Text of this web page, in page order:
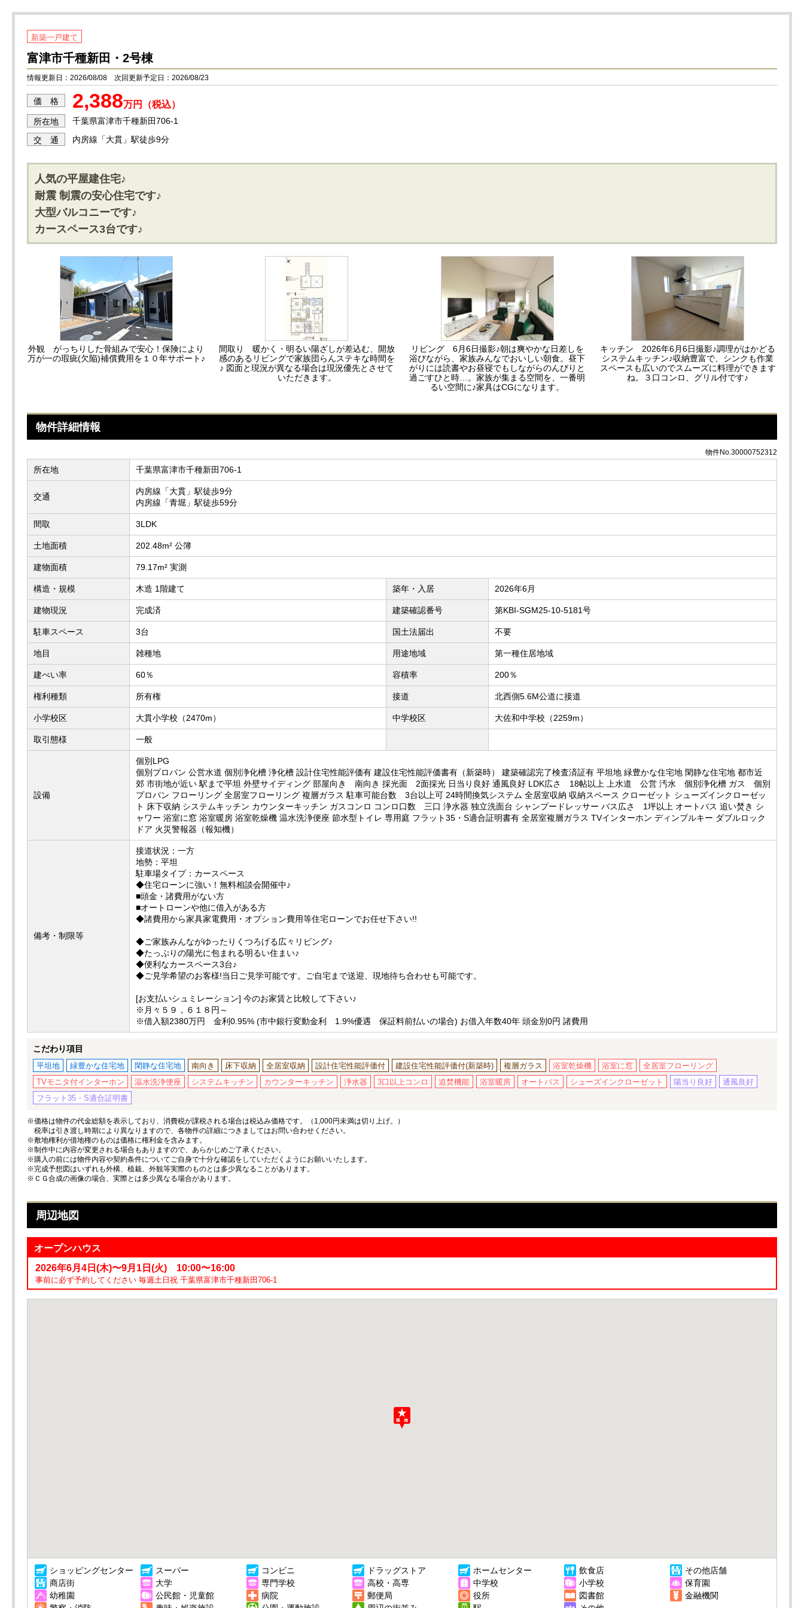
新築一戸建て
富津市千種新田・2号棟
情報更新日：2026/08/08 次回更新予定日：2026/08/23
価 格 2,388万円（税込）
所在地 千葉県富津市千種新田706-1
交 通 内房線「大貫」駅徒歩9分
人気の平屋建住宅♪
耐震 制震の安心住宅です♪
大型バルコニーです♪
カースペース3台です♪
外観 がっちりした骨組みで安心！保険により
万が一の瑕疵(欠陥)補償費用を１０年サポート♪
間取り 暖かく・明るい陽ざしが差込む、開放
感のあるリビングで家族団らんステキな時間を
♪ 図面と現況が異なる場合は現況優先とさせて
いただきます。
リビング 6月6日撮影♪朝は爽やかな日差しを
浴びながら、家族みんなでおいしい朝食。昼下
がりには読書やお昼寝でもしながらのんびりと
過ごすひと時…。家族が集まる空間を、一番明
るい空間に♪家具はCGになります。
キッチン 2026年6月6日撮影♪調理がはかどる
システムキッチン♪収納豊富で、シンクも作業
スペースも広いのでスムーズに料理ができます
ね。３口コンロ、グリル付です♪
物件詳細情報
物件No.30000752312
所在地 千葉県富津市千種新田706-1
交通
内房線「大貫」駅徒歩9分
内房線「青堀」駅徒歩59分
間取 3LDK
土地面積 202.48m² 公簿
建物面積 79.17m² 実測
構造・規模 木造 1階建て 築年・入居 2026年6月
建物現況 完成済 建築確認番号 第KBI-SGM25-10-5181号
駐車スペース 3台 国土法届出 不要
地目 雑種地 用途地域 第一種住居地域
建ぺい率 60％ 容積率 200％
権利種類 所有権 接道 北西側5.6M公道に接道
小学校区 大貫小学校（2470m） 中学校区 大佐和中学校（2259m）
取引態様 一般
設備
個別LPG
個別プロパン 公営水道 個別浄化槽 浄化槽 設計住宅性能評価有 建設住宅性能評価書有（新築時） 建築確認完了検査済証有 平坦地 緑豊かな住宅地 閑静な住宅地 都市近
郊 市街地が近い 駅まで平坦 外壁サイディング 部屋向き 南向き 採光面 2面採光 日当り良好 通風良好 LDK広さ 18帖以上 上水道 公営 汚水 個別浄化槽 ガス 個別
プロパン フローリング 全居室フローリング 複層ガラス 駐車可能台数 3台以上可 24時間換気システム 全居室収納 収納スペース クローゼット シューズインクローゼッ
ト 床下収納 システムキッチン カウンターキッチン ガスコンロ コンロ口数 三口 浄水器 独立洗面台 シャンプードレッサー バス広さ 1坪以上 オートバス 追い焚き シ
ャワー 浴室に窓 浴室暖房 浴室乾燥機 温水洗浄便座 節水型トイレ 専用庭 フラット35・S適合証明書有 全居室複層ガラス TVインターホン ディンプルキー ダブルロック
ドア 火災警報器（報知機）
備考・制限等
接道状況：一方
地勢：平坦
駐車場タイプ：カースペース
◆住宅ローンに強い！無料相談会開催中♪
■頭金・諸費用がない方
■オートローンや他に借入がある方
◆諸費用から家具家電費用・オプション費用等住宅ローンでお任せ下さい!!
◆ご家族みんながゆったりくつろげる広々リビング♪
◆たっぷりの陽光に包まれる明るい住まい♪
◆便利なカースペース3台♪
◆ご見学希望のお客様!当日ご見学可能です。ご自宅まで送迎、現地待ち合わせも可能です。
[お支払いシュミレーション] 今のお家賃と比較して下さい♪
※月々５９，６１８円～
※借入額2380万円 金利0.95% (市中銀行変動金利 1.9%優遇 保証料前払いの場合) お借入年数40年 頭金別0円 諸費用
こだわり項目
平坦地 緑豊かな住宅地 閑静な住宅地 南向き 床下収納 全居室収納 設計住宅性能評価付 建設住宅性能評価付(新築時) 複層ガラス 浴室乾燥機 浴室に窓
全居室フローリング
TVモニタ付インターホン
温水洗浄便座 システムキッチン カウンターキッチン 浄水器 3口以上コンロ 追焚機能 浴室暖房 オートバス シューズインクローゼット 陽当り良好
通風良好
フラット35・S適合証明書
※価格は物件の代金総額を表示しており、消費税が課税される場合は税込み価格です。（1,000円未満は切り上げ。）
税率は引き渡し時期により異なりますので、各物件の詳細につきましてはお問い合わせください。
※敷地権利が借地権のものは価格に権利金を含みます。
※制作中に内容が変更される場合もありますので、あらかじめご了承ください。
※購入の前には物件内容や契約条件についてご自身で十分な確認をしていただくようにお願いいたします。
※完成予想図はいずれも外構、植栽、外観等実際のものとは多少異なることがあります。
※ＣＧ合成の画像の場合、実際とは多少異なる場合があります。
周辺地図
オープンハウス
2026年6月4日(木)〜9月1日(火) 10:00〜16:00
事前に必ず予約してください 毎週土日祝 千葉県富津市千種新田706-1
ショッピングセンター スーパー コンビニ ドラッグストア ホームセンター 飲食店
その他店舗
商店街
大学 専門学校 高校・高専 中学校 小学校
保育園
幼稚園
公民館・児童館 病院 郵便局 役所 図書館
金融機関